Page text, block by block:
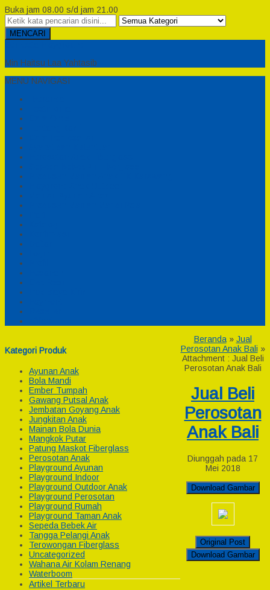
Buka jam 08.00 s/d jam 21.00
MENCARI
Min Haitsu Laa Yahtasib
MENU NAVIGASI
Kategori Produk
Ayunan Anak
Bola Mandi
Ember Tumpah
Gawang Putsal Anak
Jembatan Goyang Anak
Jungkitan Anak
Mainan Bola Dunia
Mangkok Putar
Patung Maskot Fiberglass
Perosotan Anak
Playground Ayunan
Playground Indoor
Playground Outdoor Anak
Playground Perosotan
Playground Rumah
Playground Taman Anak
Sepeda Bebek Air
Tangga Pelangi Anak
Terowongan Fiberglass
Uncategorized
Wahana Air Kolam Renang
Waterboom
Artikel Terbaru
Beranda» Jual
Perosotan Anak Bali »
Attachment : Jual Beli
Perosotan Anak Bali
Jual Beli
Perosotan
Anak Bali
Diunggah pada 17
Mei 2018
Download Gambar
Original Post
Download Gambar